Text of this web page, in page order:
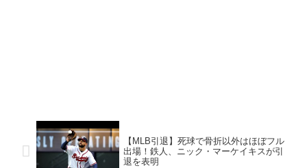
【MLB引退】死球で骨折以外はほぼフル
出場！鉄人、ニック・マーケイキスが引
退を表明